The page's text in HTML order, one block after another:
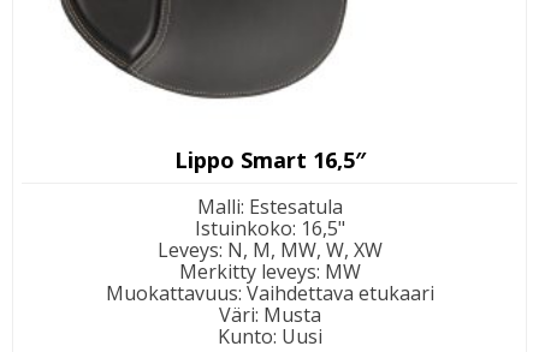
Lippo Smart 16,5″
Malli: Estesatula
Istuinkoko: 16,5"
Leveys: N, M, MW, W, XW
Merkitty leveys: MW
Muokattavuus: Vaihdettava etukaari
Väri: Musta
Kunto: Uusi